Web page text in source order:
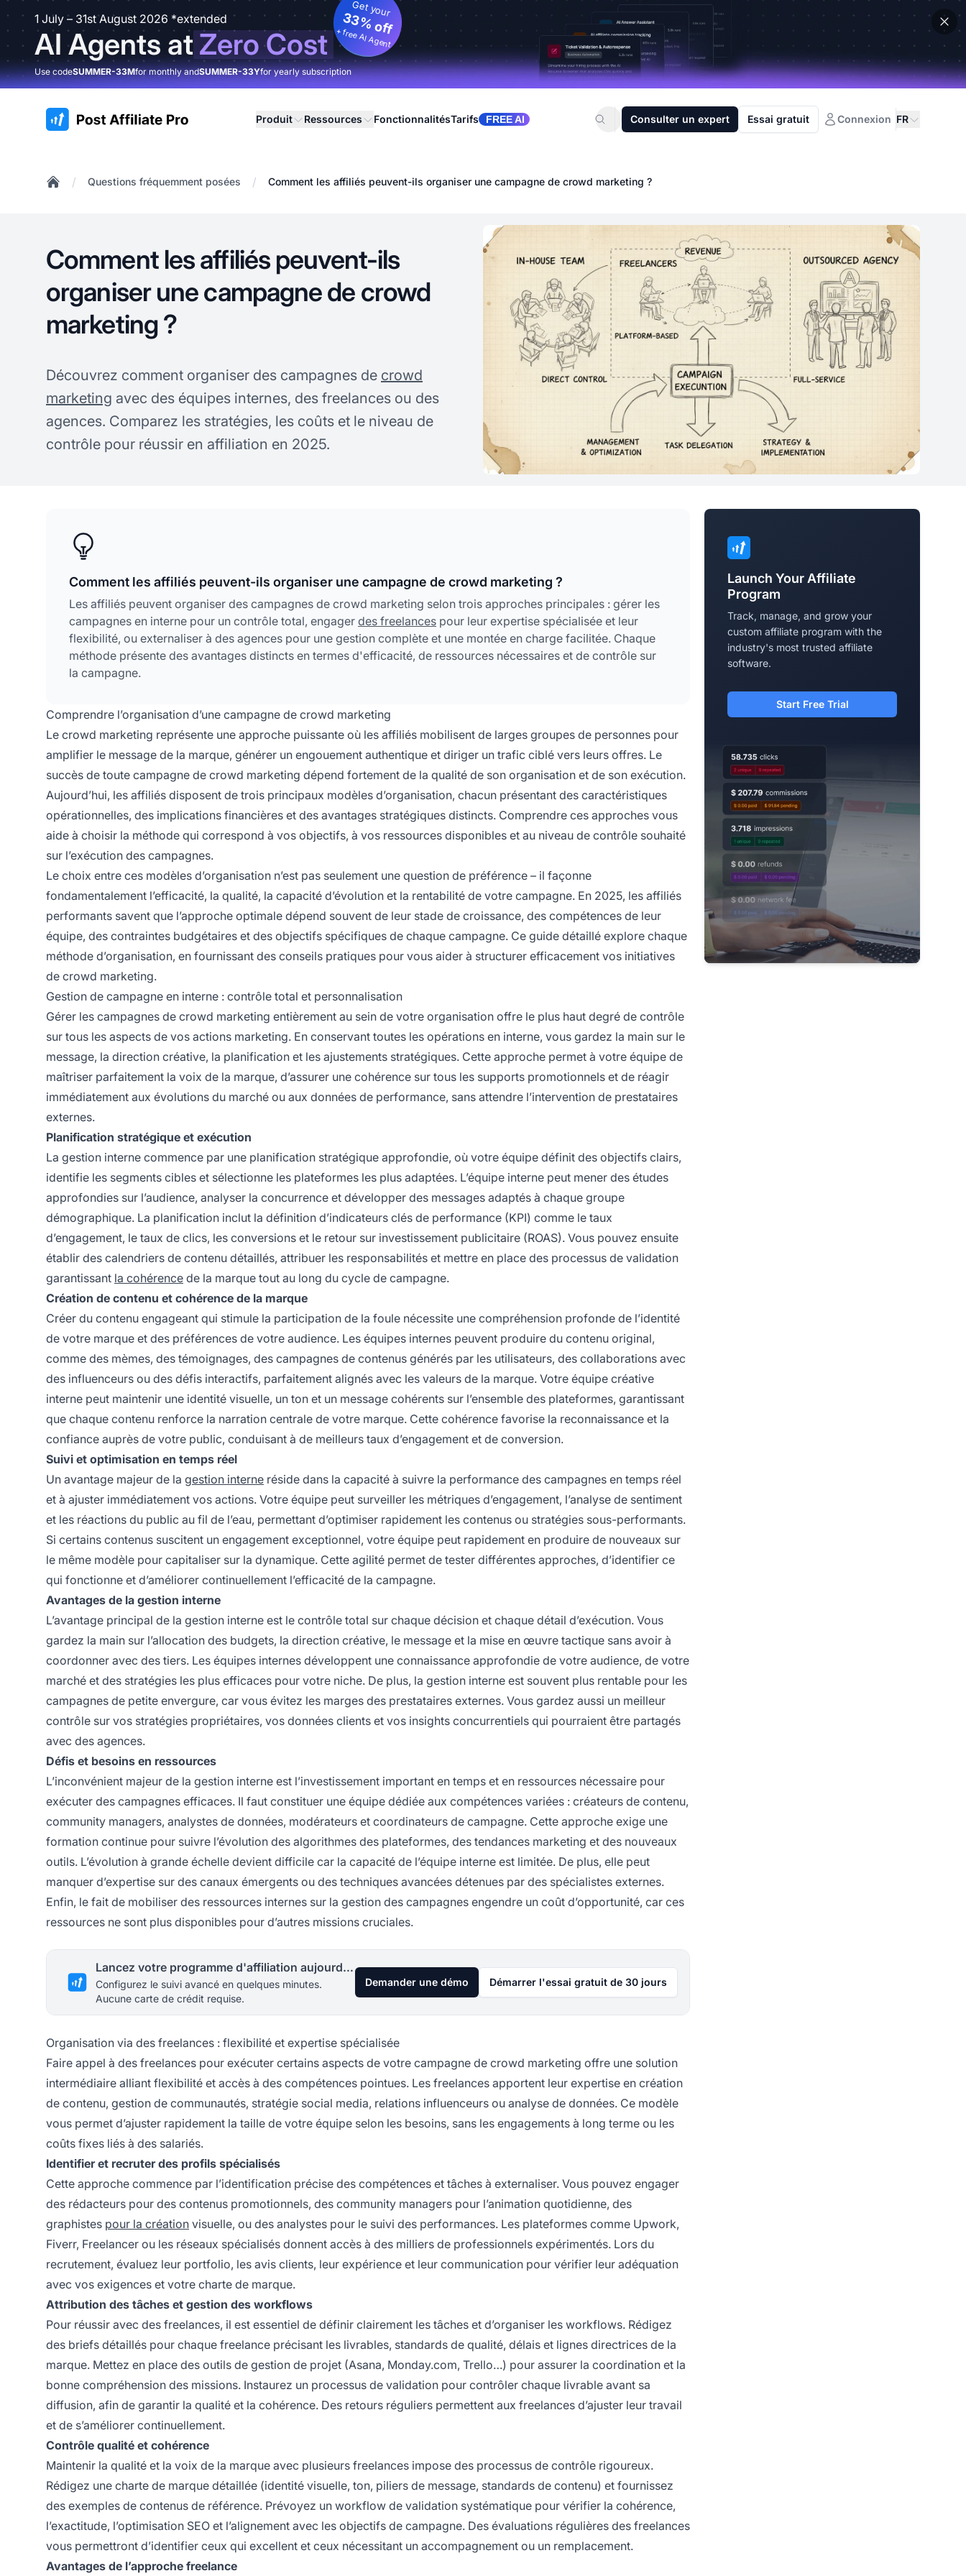
1 July – 31st August 2026 *extended
AI Agents atZero Cost
Get your
33% off
+ free AI Agent
Use codeSUMMER-33Mfor monthly andSUMMER-33Yfor yearly subscription
:site.title Produit Ressources FonctionnalitésTarifs FREE AI Consulter un expert Essai gratuit Connexion FR
/ Questions fréquemment posées / Comment les affiliés peuvent-ils organiser une campagne de crowd marketing ?
Comment les affiliés peuvent-ils
organiser une campagne de crowd
marketing ?
Découvrez comment organiser des campagnes de crowd
marketing avec des équipes internes, des freelances ou des
agences. Comparez les stratégies, les coûts et le niveau de
contrôle pour réussir en affiliation en 2025.
Comment les affiliés peuvent-ils organiser une campagne de crowd marketing ?
Les affiliés peuvent organiser des campagnes de crowd marketing selon trois approches principales : gérer les
campagnes en interne pour un contrôle total, engager des freelances pour leur expertise spécialisée et leur
flexibilité, ou externaliser à des agences pour une gestion complète et une montée en charge facilitée. Chaque
méthode présente des avantages distincts en termes d'efficacité, de ressources nécessaires et de contrôle sur
la campagne.
Comprendre l’organisation d’une campagne de crowd marketing
Le crowd marketing représente une approche puissante où les affiliés mobilisent de larges groupes de personnes pour
amplifier le message de la marque, générer un engouement authentique et diriger un trafic ciblé vers leurs offres. Le
succès de toute campagne de crowd marketing dépend fortement de la qualité de son organisation et de son exécution.
Aujourd’hui, les affiliés disposent de trois principaux modèles d’organisation, chacun présentant des caractéristiques
opérationnelles, des implications financières et des avantages stratégiques distincts. Comprendre ces approches vous
aide à choisir la méthode qui correspond à vos objectifs, à vos ressources disponibles et au niveau de contrôle souhaité
sur l’exécution des campagnes.
Le choix entre ces modèles d’organisation n’est pas seulement une question de préférence – il façonne
fondamentalement l’efficacité, la qualité, la capacité d’évolution et la rentabilité de votre campagne. En 2025, les affiliés
performants savent que l’approche optimale dépend souvent de leur stade de croissance, des compétences de leur
équipe, des contraintes budgétaires et des objectifs spécifiques de chaque campagne. Ce guide détaillé explore chaque
méthode d’organisation, en fournissant des conseils pratiques pour vous aider à structurer efficacement vos initiatives
de crowd marketing.
Gestion de campagne en interne : contrôle total et personnalisation
Gérer les campagnes de crowd marketing entièrement au sein de votre organisation offre le plus haut degré de contrôle
sur tous les aspects de vos actions marketing. En conservant toutes les opérations en interne, vous gardez la main sur le
message, la direction créative, la planification et les ajustements stratégiques. Cette approche permet à votre équipe de
maîtriser parfaitement la voix de la marque, d’assurer une cohérence sur tous les supports promotionnels et de réagir
immédiatement aux évolutions du marché ou aux données de performance, sans attendre l’intervention de prestataires
externes.
Planification stratégique et exécution
La gestion interne commence par une planification stratégique approfondie, où votre équipe définit des objectifs clairs,
identifie les segments cibles et sélectionne les plateformes les plus adaptées. L’équipe interne peut mener des études
approfondies sur l’audience, analyser la concurrence et développer des messages adaptés à chaque groupe
démographique. La planification inclut la définition d’indicateurs clés de performance (KPI) comme le taux
d’engagement, le taux de clics, les conversions et le retour sur investissement publicitaire (ROAS). Vous pouvez ensuite
établir des calendriers de contenu détaillés, attribuer les responsabilités et mettre en place des processus de validation
garantissant la cohérence de la marque tout au long du cycle de campagne.
Création de contenu et cohérence de la marque
Créer du contenu engageant qui stimule la participation de la foule nécessite une compréhension profonde de l’identité
de votre marque et des préférences de votre audience. Les équipes internes peuvent produire du contenu original,
comme des mèmes, des témoignages, des campagnes de contenus générés par les utilisateurs, des collaborations avec
des influenceurs ou des défis interactifs, parfaitement alignés avec les valeurs de la marque. Votre équipe créative
interne peut maintenir une identité visuelle, un ton et un message cohérents sur l’ensemble des plateformes, garantissant
que chaque contenu renforce la narration centrale de votre marque. Cette cohérence favorise la reconnaissance et la
confiance auprès de votre public, conduisant à de meilleurs taux d’engagement et de conversion.
Suivi et optimisation en temps réel
Un avantage majeur de la gestion interne réside dans la capacité à suivre la performance des campagnes en temps réel
et à ajuster immédiatement vos actions. Votre équipe peut surveiller les métriques d’engagement, l’analyse de sentiment
et les réactions du public au fil de l’eau, permettant d’optimiser rapidement les contenus ou stratégies sous-performants.
Si certains contenus suscitent un engagement exceptionnel, votre équipe peut rapidement en produire de nouveaux sur
le même modèle pour capitaliser sur la dynamique. Cette agilité permet de tester différentes approches, d’identifier ce
qui fonctionne et d’améliorer continuellement l’efficacité de la campagne.
Avantages de la gestion interne
L’avantage principal de la gestion interne est le contrôle total sur chaque décision et chaque détail d’exécution. Vous
gardez la main sur l’allocation des budgets, la direction créative, le message et la mise en œuvre tactique sans avoir à
coordonner avec des tiers. Les équipes internes développent une connaissance approfondie de votre audience, de votre
marché et des stratégies les plus efficaces pour votre niche. De plus, la gestion interne est souvent plus rentable pour les
campagnes de petite envergure, car vous évitez les marges des prestataires externes. Vous gardez aussi un meilleur
contrôle sur vos stratégies propriétaires, vos données clients et vos insights concurrentiels qui pourraient être partagés
avec des agences.
Défis et besoins en ressources
L’inconvénient majeur de la gestion interne est l’investissement important en temps et en ressources nécessaire pour
exécuter des campagnes efficaces. Il faut constituer une équipe dédiée aux compétences variées : créateurs de contenu,
community managers, analystes de données, modérateurs et coordinateurs de campagne. Cette approche exige une
formation continue pour suivre l’évolution des algorithmes des plateformes, des tendances marketing et des nouveaux
outils. L’évolution à grande échelle devient difficile car la capacité de l’équipe interne est limitée. De plus, elle peut
manquer d’expertise sur des canaux émergents ou des techniques avancées détenues par des spécialistes externes.
Enfin, le fait de mobiliser des ressources internes sur la gestion des campagnes engendre un coût d’opportunité, car ces
ressources ne sont plus disponibles pour d’autres missions cruciales.
Lancez votre programme d'affiliation aujourd'hui
Configurez le suivi avancé en quelques minutes.
Aucune carte de crédit requise.
Demander une démo Démarrer l'essai gratuit de 30 jours
Organisation via des freelances : flexibilité et expertise spécialisée
Faire appel à des freelances pour exécuter certains aspects de votre campagne de crowd marketing offre une solution
intermédiaire alliant flexibilité et accès à des compétences pointues. Les freelances apportent leur expertise en création
de contenu, gestion de communautés, stratégie social media, relations influenceurs ou analyse de données. Ce modèle
vous permet d’ajuster rapidement la taille de votre équipe selon les besoins, sans les engagements à long terme ou les
coûts fixes liés à des salariés.
Identifier et recruter des profils spécialisés
Cette approche commence par l’identification précise des compétences et tâches à externaliser. Vous pouvez engager
des rédacteurs pour des contenus promotionnels, des community managers pour l’animation quotidienne, des
graphistes pour la création visuelle, ou des analystes pour le suivi des performances. Les plateformes comme Upwork,
Fiverr, Freelancer ou les réseaux spécialisés donnent accès à des milliers de professionnels expérimentés. Lors du
recrutement, évaluez leur portfolio, les avis clients, leur expérience et leur communication pour vérifier leur adéquation
avec vos exigences et votre charte de marque.
Attribution des tâches et gestion des workflows
Pour réussir avec des freelances, il est essentiel de définir clairement les tâches et d’organiser les workflows. Rédigez
des briefs détaillés pour chaque freelance précisant les livrables, standards de qualité, délais et lignes directrices de la
marque. Mettez en place des outils de gestion de projet (Asana, Monday.com, Trello…) pour assurer la coordination et la
bonne compréhension des missions. Instaurez un processus de validation pour contrôler chaque livrable avant sa
diffusion, afin de garantir la qualité et la cohérence. Des retours réguliers permettent aux freelances d’ajuster leur travail
et de s’améliorer continuellement.
Contrôle qualité et cohérence
Maintenir la qualité et la voix de la marque avec plusieurs freelances impose des processus de contrôle rigoureux.
Rédigez une charte de marque détaillée (identité visuelle, ton, piliers de message, standards de contenu) et fournissez
des exemples de contenus de référence. Prévoyez un workflow de validation systématique pour vérifier la cohérence,
l’exactitude, l’optimisation SEO et l’alignement avec les objectifs de campagne. Des évaluations régulières des freelances
vous permettront d’identifier ceux qui excellent et ceux nécessitant un accompagnement ou un remplacement.
Avantages de l’approche freelance
Launch Your Affiliate
Program
Track, manage, and grow your
custom affiliate program with the
industry's most trusted affiliate
software.
Start Free Trial